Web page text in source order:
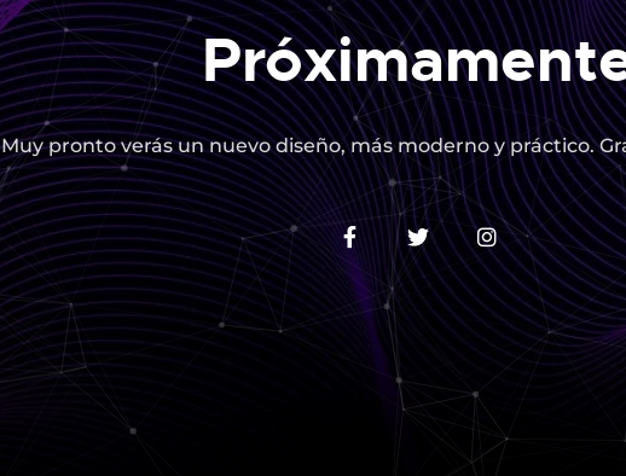
Muy pronto verás un nuevo diseño, más moderno y práctico.